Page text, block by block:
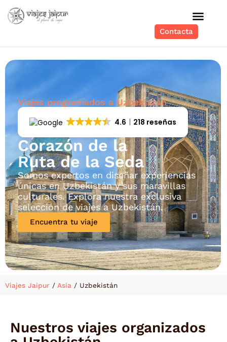
Contacta
Viajes programados a Uzbekistán
4.6 218 reseñas
Corazón de la
Ruta de la Seda
Somos expertos en diseñar experiencias
únicas en Uzbekistán y sus maravillas
culturales. Explora nuestra exclusiva
selección de viajes a Uzbekistán.
Encuentra tu viaje
Viajes Jaipur / Asia / Uzbekistán
Nuestros viajes organizados